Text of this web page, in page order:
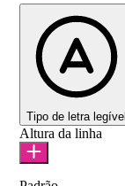
Tipo de letra legível
Altura da linha